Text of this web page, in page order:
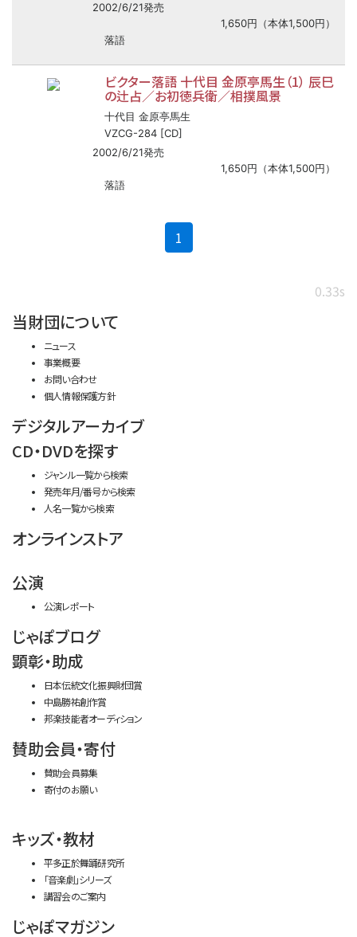
2002/6/21発売
1,650円（本体1,500円）
落語
ビクター落語 十代目 金原亭馬生（1） 辰巳
の辻占／お初徳兵衛／相撲風景
十代目 金原亭馬生
VZCG-284 [CD]
2002/6/21発売
1,650円（本体1,500円）
落語
1
0.33s
当財団について
ニュース
事業概要
お問い合わせ
個人情報保護方針
デジタルアーカイブ
CD・DVDを探す
ジャンル一覧から検索
発売年月/番号から検索
人名一覧から検索
オンラインストア
公演
公演レポート
じゃぽブログ
顕彰・助成
日本伝統文化振興財団賞
中島勝祐創作賞
邦楽技能者オーディション
賛助会員・寄付
賛助会員募集
寄付のお願い
キッズ・教材
平多正於舞踊研究所
「音楽劇」シリーズ
講習会のご案内
じゃぽマガジン